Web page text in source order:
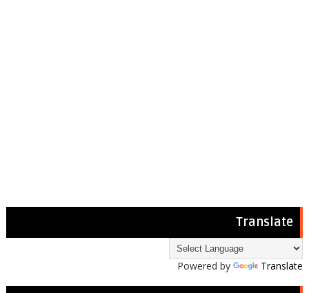
Translate
Powered by Translate